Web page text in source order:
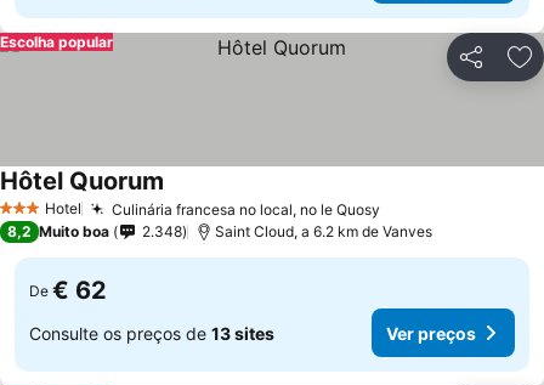
Partilhar
Escolha popular
3 EstrelasHotel Culinária francesa no local, no le Quosy
Hôtel Quorum
8,2 Muito boa 2.348 Saint Cloud, a 6.2 km de Vanves
De € 62
Consulte os preços de 13 sites Ver preços